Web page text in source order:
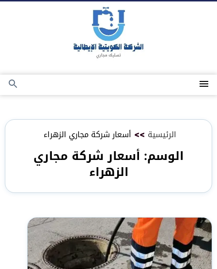
القائمة
بحث
الرئيسية >> أسعار شركة مجاري الزهراء
الوسم: أسعار شركة مجاري
الزهراء